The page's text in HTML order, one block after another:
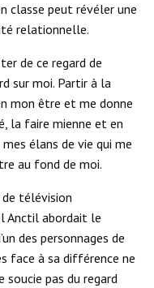
classe peut révéler une
relationnelle.
de ce regard de
sur moi. Partir à la
mon être et me donne
la faire mienne et en
élans de vie qui me
au fond de moi.
de télévision
Anctil abordait le
des personnages de
face à sa différence ne
soucie pas du regard